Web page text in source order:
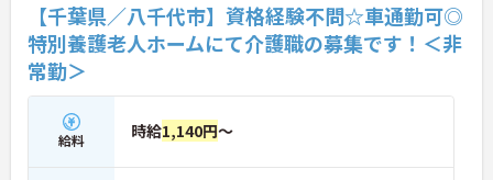
【千葉県／八千代市】資格経験不問☆車通勤可◎
特別養護老人ホームにて介護職の募集です！＜非
常勤＞
給料 時給1,140円～